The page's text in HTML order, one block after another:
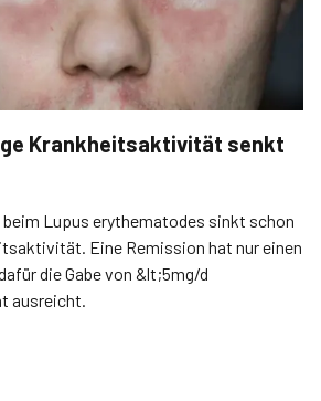
Krankheitsaktivität senkt
Lupus erythematodes sinkt schon
Eine Remission hat nur einen
die Gabe von &lt;5mg/d
ausreicht.